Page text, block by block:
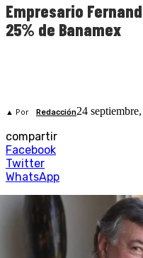
Empresario
25% de Banamex
▲ Por Redacción24
compartir
Facebook
Twitter
WhatsApp